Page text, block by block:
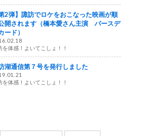
第2弾】諏訪でロケをおこなった映画が順
開されます（橋本愛さん主演 バースデ
ード）
を体感！よいてこしょ！！
湖通信第７号を発行しました
を体感！よいてこしょ！！